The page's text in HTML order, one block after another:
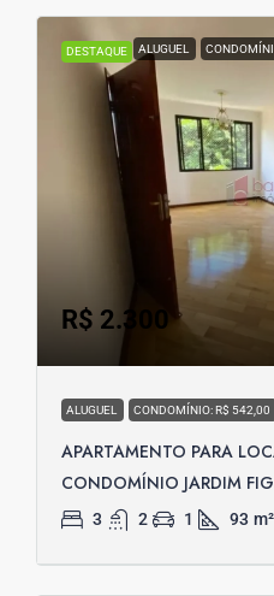
DESTAQUE ALUGUEL
R$ 2.300
ALUGUEL CONDOMÍNIO: R$ 542,00
APARTAMENTO PARA
CONDOMÍNIO JARDIM
3 2 1 93 m²